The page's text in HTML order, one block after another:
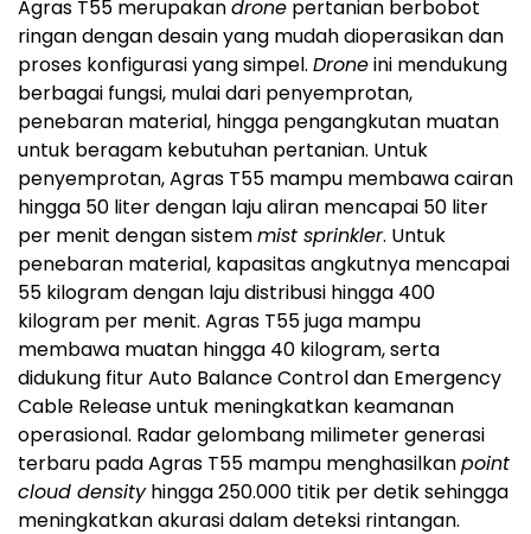
Agras T55 merupakandrone pertanian berbobot
ringan dengan desain yang mudah dioperasikan dan
proses konfigurasi yang simpel. Droneini mendukung
berbagai fungsi, mulai dari penyemprotan,
penebaran material, hingga pengangkutan muatan
untuk beragam kebutuhan pertanian. Untuk
penyemprotan, Agras T55 mampu membawa cairan
hingga 50 liter dengan laju aliran mencapai 50 liter
per menit dengan sistemmist sprinkler. Untuk
penebaran material, kapasitas angkutnya mencapai
55 kilogram dengan laju distribusi hingga 400
kilogram per menit. Agras T55 juga mampu
membawa muatan hingga 40 kilogram, serta
didukung fitur Auto Balance Control dan Emergency
Cable Release untuk meningkatkan keamanan
operasional. Radar gelombang milimeter generasi
terbaru pada Agras T55 mampu menghasilkanpoint
cloud densityhingga 250.000 titik per detik sehingga
meningkatkan akurasi dalam deteksi rintangan.